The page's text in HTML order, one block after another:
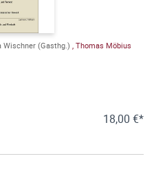
Wischner (Gasthg.) Thomas Möbius
18,00 €*